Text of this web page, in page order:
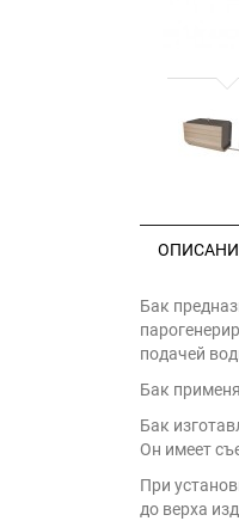
Бак
подачей
Бак
Бак
Он имеет
При
до верха